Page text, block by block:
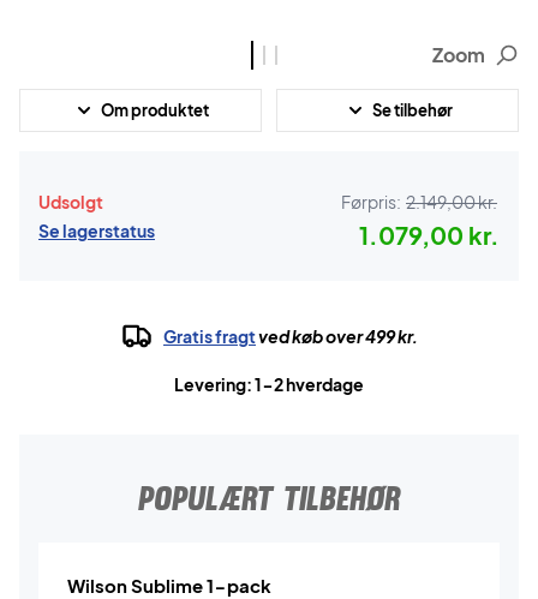
Zoom
Om produktet Se tilbehør
Udsolgt
Se lagerstatus
Førpris: 2.149,00 kr.
1.079,00 kr.
Gratis fragtved køb over 499 kr.
Levering: 1-2 hverdage
POPULÆRT TILBEHØR
Wilson Sublime 1-pack